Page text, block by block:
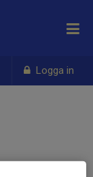
Logga in